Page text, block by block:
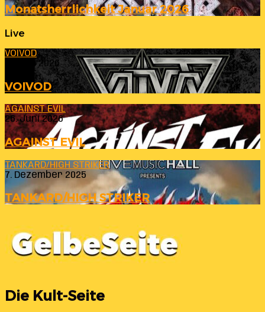
Monatsherrlichkeit Januar 2026
Live
VOIVOD
23. Juli 2026
VOIVOD
AGAINST EVIL
26. Juni 2026
AGAINST EVIL
TANKARD/HIGH STRIKER
7. Dezember 2025
TANKARD/HIGH STRIKER
Die Kult-Seite